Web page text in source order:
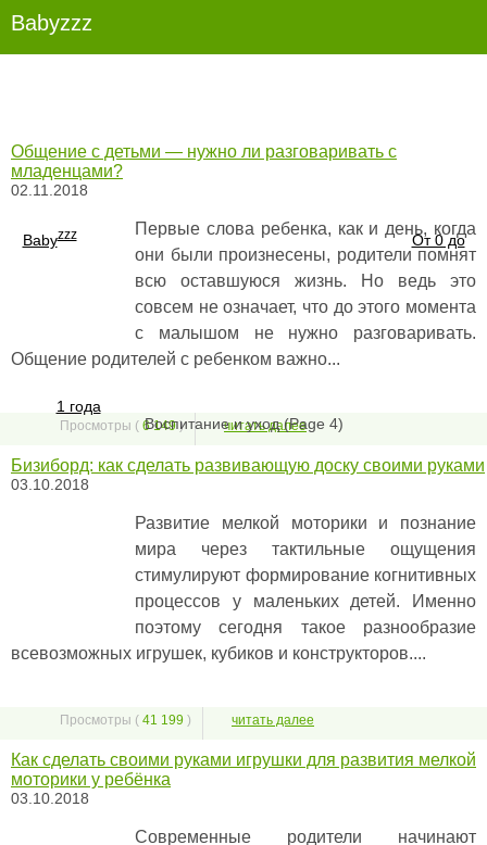
Babyzzz
Babyzzz От 0 до
1 года
Воспитание и уход (Page 4)
Общение с детьми — нужно ли разговаривать с
младенцами?
02.11.2018
Первые слова ребенка, как и день, когда
они были произнесены, родители помнят
всю оставшуюся жизнь. Но ведь это
совсем не означает, что до этого момента
с малышом не нужно разговаривать.
Общение родителей с ребенком важно...
Просмотры ( 6 149) читать далее
Бизиборд: как сделать развивающую доску своими руками
03.10.2018
Развитие мелкой моторики и познание
мира через тактильные ощущения
стимулируют формирование когнитивных
процессов у маленьких детей. Именно
поэтому сегодня такое разнообразие
всевозможных игрушек, кубиков и конструкторов....
Просмотры ( 41 199 ) читать далее
Как сделать своими руками игрушки для развития мелкой
моторики у ребёнка
03.10.2018
Современные родители начинают